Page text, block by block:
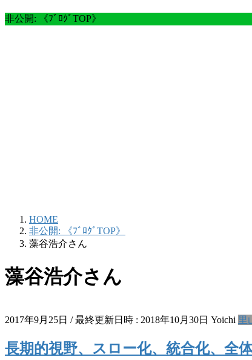
非公開: 《ﾌﾞﾛｸﾞTOP》
HOME
非公開: 《ﾌﾞﾛｸﾞTOP》
藻谷浩介さん
藻谷浩介さん
2017年9月25日 / 最終更新日時 : 2018年10月30日 Yoichi 里
長期的視野、スロー化、統合化、全